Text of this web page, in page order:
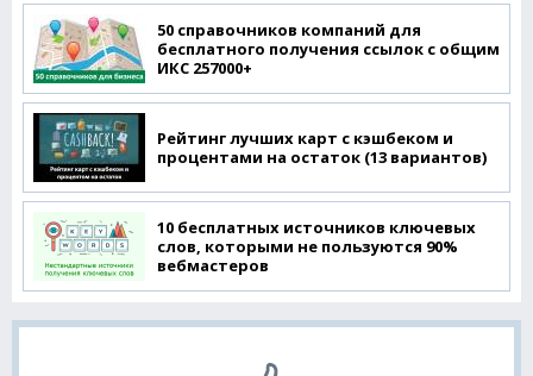
50 справочников компаний для
бесплатного получения ссылок с общим
ИКС 257000+
Рейтинг лучших карт с кэшбеком и
процентами на остаток (13 вариантов)
10 бесплатных источников ключевых
слов, которыми не пользуются 90%
вебмастеров